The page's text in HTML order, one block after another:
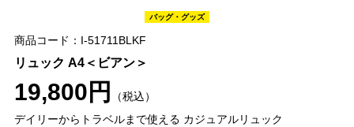
バッグ・グッズ
商品コード：I-51711BLKF
リュック A4＜ビアン＞
19,800円
（税込）
デイリーからトラベルまで使える カジュアルリュック